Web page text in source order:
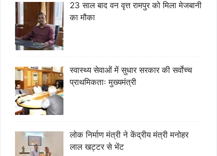
23 साल बाद वन वृत्त रामपुर को मिला मेजबानी
का मौका
स्वास्थ्य सेवाओं में सुधार सरकार की सर्वाेच्च
प्राथमिकताः मुख्यमंत्री
लोक निर्माण मंत्री ने केंद्रीय मंत्री मनोहर
लाल खट्टर से भेंट